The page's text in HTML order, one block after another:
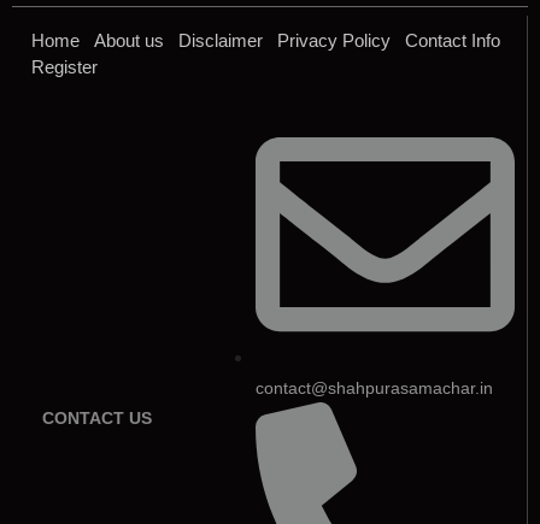
Home About us Disclaimer Privacy Policy
Contact Info
Register
CONTACT US
contact@shahpurasamachar.in